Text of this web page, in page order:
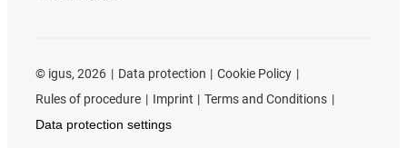
© igus, 2026 Data protection
Cookie Policy
Rules of procedure
Imprint
Terms and Conditions
Data protection settings